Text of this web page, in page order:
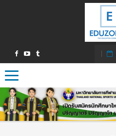
Toggle navigation